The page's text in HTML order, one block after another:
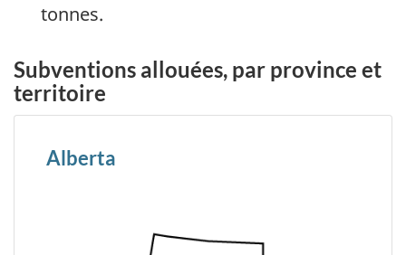
tonnes.
Subventions allouées, par province et
territoire
Alberta